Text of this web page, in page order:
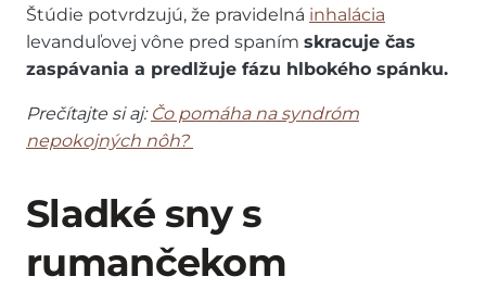
Štúdie potvrdzujú, že pravidelná inhalácia
levanduľovej vône pred spaním skracuje čas
zaspávania a predlžuje fázu hlbokého spánku.
Prečítajte si aj: Čo pomáha na syndróm
nepokojných nôh?
Sladké sny s
rumančekom